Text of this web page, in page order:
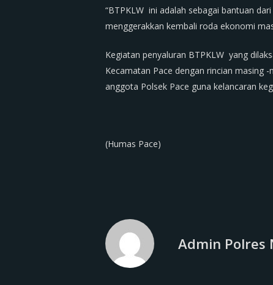
“BTPKLW ini adalah sebagai bantuan
menggerakkan kembali roda ekonomi
Kegiatan penyaluran BTPKLW yang
Kecamatan Pace dengan rincian masing
anggota Polsek Pace guna kelancaran
(Humas Pace)
Admin Polres